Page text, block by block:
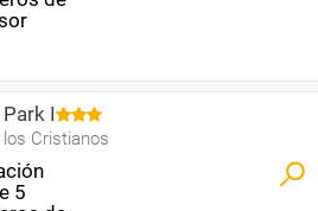
I
los Cristianos